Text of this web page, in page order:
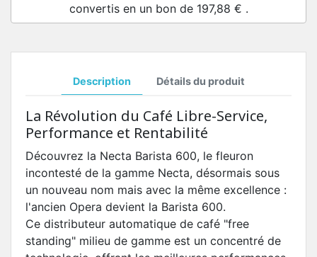
convertis en un bon de 197,88 € .
Description Détails du produit
La Révolution du Café Libre-Service,
Performance et Rentabilité
Découvrez la Necta Barista 600, le fleuron
incontesté de la gamme Necta, désormais sous
un nouveau nom mais avec la même excellence :
l'ancien Opera devient la Barista 600.
Ce distributeur automatique de café "free
standing" milieu de gamme est un concentré de